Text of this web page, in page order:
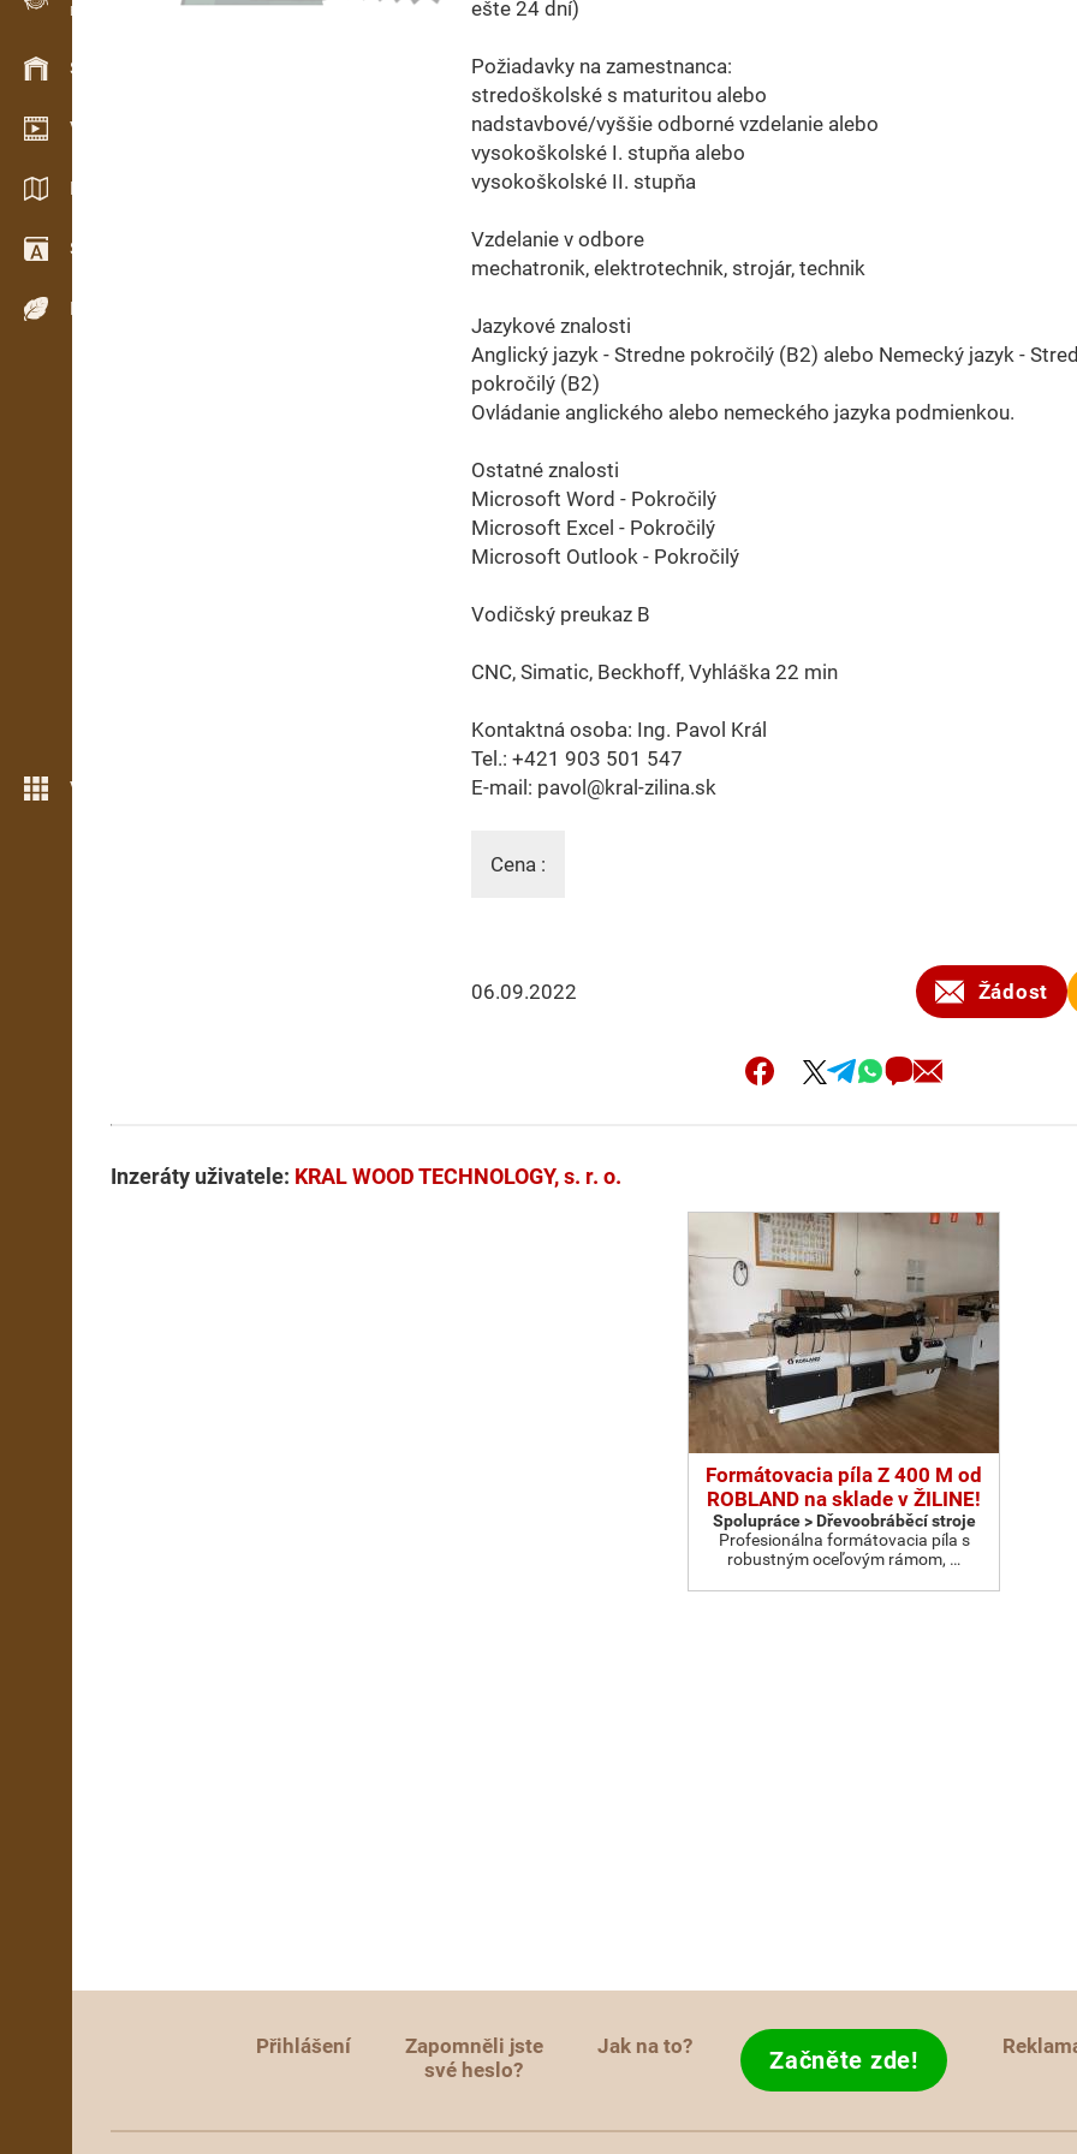
Evidence dřeva v terénu
Skladové hospodářství
Video showroom
Katalogy / Brožury
Slovník
Dřeviny
Více možností
ešte 24 dní)
Požiadavky na zamestnanca:
stredoškolské s maturitou alebo
nadstavbové/vyššie odborné vzdelanie alebo
vysokoškolské I. stupňa alebo
vysokoškolské II. stupňa
Vzdelanie v odbore
mechatronik, elektrotechnik, strojár, technik
Jazykové znalosti
Anglický jazyk - Stredne pokročilý (B2) alebo Nemecký jazyk -
pokročilý (B2)
Ovládanie anglického alebo nemeckého jazyka podmienkou.
Ostatné znalosti
Microsoft Word - Pokročilý
Microsoft Excel - Pokročilý
Microsoft Outlook - Pokročilý
Vodičský preukaz B
CNC, Simatic, Beckhoff, Vyhláška 22 min
Kontaktná osoba: Ing. Pavol Král
Tel.: +421 903 501 547
E-mail: pavol@kral-zilina.sk
Cena :
06.09.2022 Žádost
Inzeráty uživatele: KRAL WOOD TECHNOLOGY, s. r. o.
Formátovacia píla Z 400 M od
ROBLAND na sklade v ŽILINE!
Spolupráce > Dřevoobráběcí stroje
Profesionálna formátovacia píla s
robustným oceľovým rámom, …
Přihlášení
Zapomněli jste
své heslo?
Jak na to? Začněte zde!